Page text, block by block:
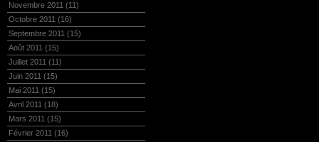
Novembre 2011 (11)
Octobre 2011 (16)
Septembre 2011 (15)
Août 2011 (15)
Juillet 2011 (11)
Juin 2011 (15)
Mai 2011 (15)
Avril 2011 (18)
Mars 2011 (15)
Février 2011 (16)